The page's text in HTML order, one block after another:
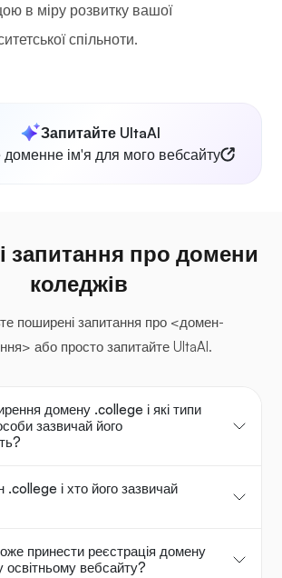
в міру розвитку вашої
спільноти.
Запитайте UltaAI
доменне ім'я для мого вебсайту
запитання про домени
коледжів
поширені запитання про <домен-
або просто запитайте UltaAI.
домену .college і які типи
зазвичай його
і хто його зазвичай
принести реєстрація домену
вебсайту?